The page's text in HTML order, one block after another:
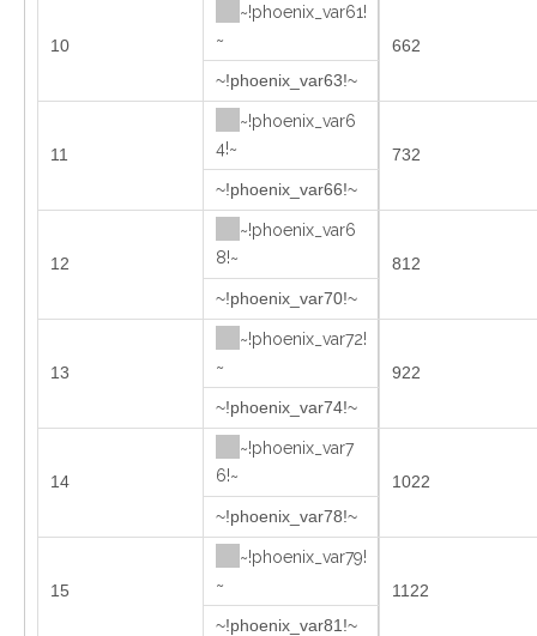
10
~!phoenix_var61!
~
662
~!phoenix_var63!~
11
~!phoenix_var6
4!~
732
~!phoenix_var66!~
12
~!phoenix_var6
8!~
812
~!phoenix_var70!~
13
~!phoenix_var72!
~
922
~!phoenix_var74!~
14
~!phoenix_var7
6!~
1022
~!phoenix_var78!~
15
~!phoenix_var79!
~
1122
~!phoenix_var81!~